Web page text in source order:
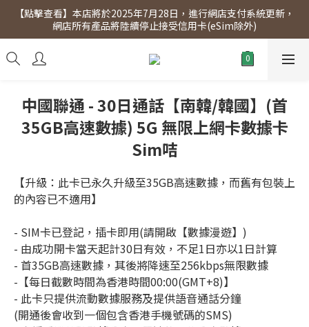
【點擊查看】會員專享 星期三全單95折!!!（優惠期至2026年12月
31日）。滿$300即免運費。
【點擊查看】本店將於2025年7月28日，進行網店支付系統更新，
網店所有產品將陸續停止接受信用卡(eSim除外)
【點擊查看】會員專享 星期三全單95折!!!（優惠期至2026年12月
31日）。滿$300即免運費。
中國聯通 - 30日通話【南韓/韓國】(首
35GB高速數據) 5G 無限上網卡數據卡
Sim咭
【升級：此卡已永久升級至35GB高速數據，而舊有包裝上
的內容已不適用】
- SIM卡已登記，插卡即用(請開啟【數據漫遊】)
- 由成功開卡當天起計30日有效，不足1日亦以1日計算
- 首35GB高速數據，其後將降速至256kbps無限數據
-【每日截數時間為香港時間00:00(GMT+8)】
- 此卡只提供流動數據服務及提供語音通話分鐘
(開通後會收到一個包含香港手機號碼的SMS)